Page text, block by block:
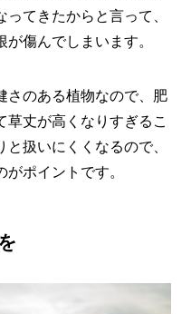
てきたからと言って、
傷んでしまいます。
さのある植物なので、肥
丈が高くなりすぎるこ
扱いにくくなるので、
ポイントです。